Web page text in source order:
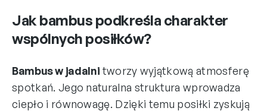
Jak bambus podkreśla charakter
wspólnych posiłków?
Bambus w jadalni tworzy wyjątkową atmosferę
spotkań. Jego naturalna struktura wprowadza
ciepło i równowagę. Dzięki temu posiłki zyskują